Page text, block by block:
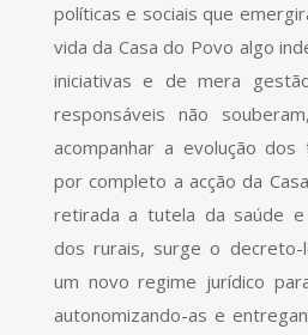
políticas e sociais que
vida da Casa do Povo algo
iniciativas e de mera
responsáveis não
acompanhar a evolução dos
por completo a acção da
retirada a tutela da saúde e
dos rurais, surge o decreto-
um novo regime jurídico
autonomizando-as e